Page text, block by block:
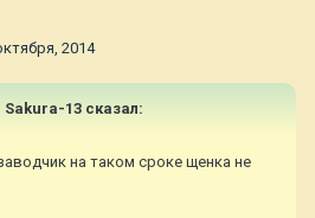
2014
Sakura-13 сказал:
на таком сроке щенка не